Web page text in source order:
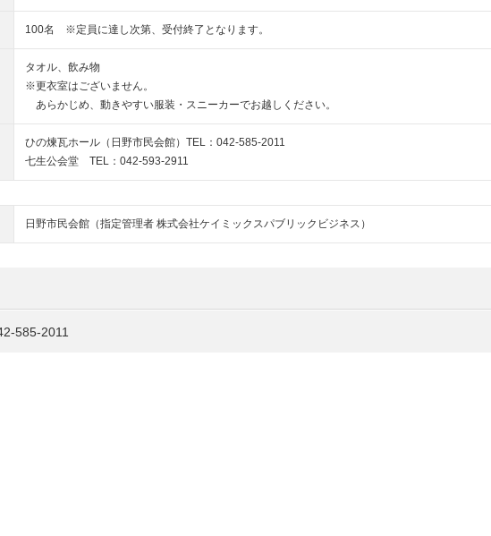
100名 ※定員に達し次第、受付終了となります。
タオル、飲み物
※更衣室はございません。
あらかじめ、動きやすい服装・スニーカーでお越しください。
ひの煉瓦ホール（日野市民会館）TEL：042-585-2011
七生公会堂 TEL：042-593-2911
日野市民会館（指定管理者 株式会社ケイミックスパブリックビジネス）
585-2011